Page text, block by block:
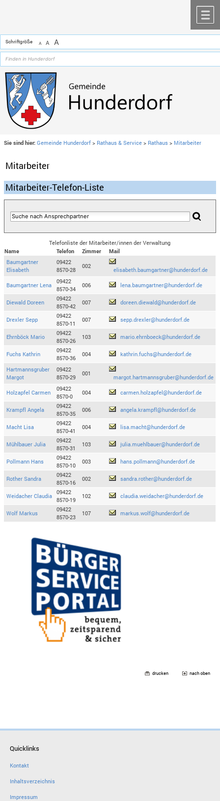
Schriftgröße A A A
Sie sind hier: Gemeinde Hunderdorf > Rathaus & Service > Rathaus > Mitarbeiter
Mitarbeiter
Mitarbeiter-Telefon-Liste
Telefonliste der Mitarbeiter/innen der Verwaltung
Name
Telefon Zimmer
Mail
Baumgartner
Elisabeth
09422
8570-28
002
elisabeth.baumgartner@hunderdorf.de
Baumgartner Lena
09422
8570-34
006 lena.baumgartner@hunderdorf.de
Diewald Doreen
09422
8570-42
007 doreen.diewald@hunderdorf.de
Drexler Sepp
09422
8570-11
007 sepp.drexler@hunderdorf.de
Ehrnböck Mario
09422
8570-26
103 mario.ehrnboeck@hunderdorf.de
Fuchs Kathrin
09422
8570-36
004 kathrin.fuchs@hunderdorf.de
Hartmannsgruber
Margot
09422
8570-29
001
margot.hartmannsgruber@hunderdorf.de
Holzapfel Carmen
09422
8570-0
004 carmen.holzapfel@hunderdorf.de
Krampfl Angela
09422
8570-35
006 angela.krampfl@hunderdorf.de
Macht Lisa
09422
8570-41
004 lisa.macht@hunderdorf.de
Mühlbauer Julia
09422
8570-31
103 julia.muehlbauer@hunderdorf.de
Pollmann Hans
09422
8570-10
003 hans.pollmann@hunderdorf.de
Rother Sandra
09422
8570-16
002 sandra.rother@hunderdorf.de
Weidacher Claudia
09422
8570-19
102 claudia.weidacher@hunderdorf.de
Wolf Markus
09422
8570-23
107 markus.wolf@hunderdorf.de
drucken nach oben
Quicklinks
Kontakt
Inhaltsverzeichnis
Impressum